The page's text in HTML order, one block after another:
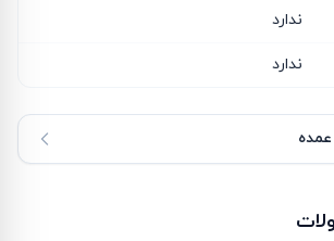
ندارد
ندارد